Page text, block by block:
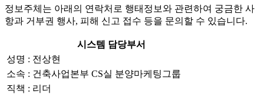
정보주체는 아래의 연락처로 행태정보와 관련하여 궁금한 사
항과 거부권 행사, 피해 신고 접수 등을 문의할 수 있습니다.
시스템 담당부서
성명 : 전상현
소속 : 건축사업본부 CS실 분양마케팅그룹
직책 : 리더